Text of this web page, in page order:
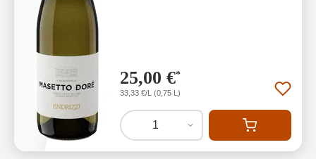
25,00 €*
33,33 €/L (0,75 L)
1